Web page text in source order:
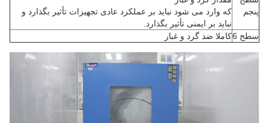
پنجم
که وارد می شود نباید بر عملکرد عادی تجهیزات تأثیر بگذارد و
نباید بر ایمنی تأثیر بگذارد.
سطح 6
کاملا ضد گرد و غبار